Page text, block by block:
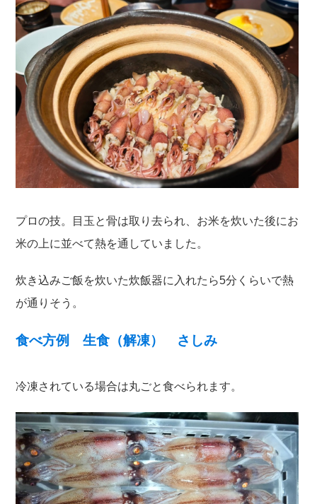
プロの技。目玉と骨は取り去られ、お米を炊いた後にお
米の上に並べて熱を通していました。
炊き込みご飯を炊いた炊飯器に入れたら5分くらいで熱
が通りそう。
食べ方例 生食（解凍） さしみ
冷凍されている場合は丸ごと食べられます。